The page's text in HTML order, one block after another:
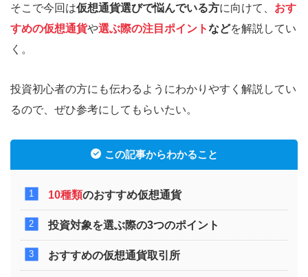
そこで今回は仮想通貨選びで悩んでいる方に向けて、 おす
すめの仮想通貨や選ぶ際の注目ポイントなどを解説してい
く。
投資初心者の方にも伝わるようにわかりやすく解説してい
るので、ぜひ参考にしてもらいたい。
この記事からわかること
10種類のおすすめ仮想通貨
投資対象を選ぶ際の3つのポイント
おすすめの仮想通貨取引所